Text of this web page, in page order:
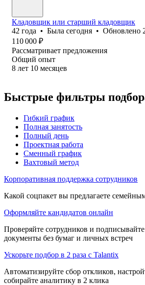
Кладовщик или старший кладовщик
42 года • Была сегодня • Обновлено
110 000 ₽
Рассматривает предложения
Общий опыт
8 лет 10 месяцев
Быстрые фильтры
Гибкий график
Полная занятость
Полный день
Проектная работа
Сменный график
Вахтовый метод
Корпоративная поддержка сотрудников
Какой соцпакет вы предлагаете
Оформляйте кандидатов онлайн
Проверяйте сотрудников и
документы без бумаг и личных встреч
Ускорьте подбор в 2 раза с Talantix
Автоматизируйте сбор откликов,
собирайте аналитику в 2 клика